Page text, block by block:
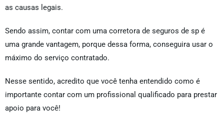
as causas legais.
Sendo assim, contar com uma corretora de seguros de sp é
uma grande vantagem, porque dessa forma, conseguira usar o
máximo do serviço contratado.
Nesse sentido, acredito que você tenha entendido como é
importante contar com um profissional qualificado para prestar
apoio para você!